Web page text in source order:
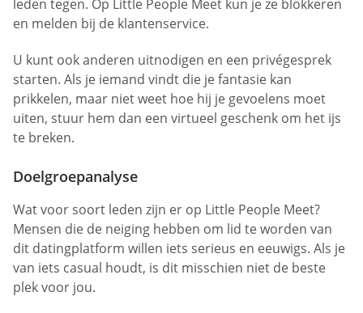
leden tegen. Op Little People Meet kun je ze blokkeren
en melden bij de klantenservice.
U kunt ook anderen uitnodigen en een privégesprek
starten. Als je iemand vindt die je fantasie kan
prikkelen, maar niet weet hoe hij je gevoelens moet
uiten, stuur hem dan een virtueel geschenk om het ijs
te breken.
Doelgroepanalyse
Wat voor soort leden zijn er op Little People Meet?
Mensen die de neiging hebben om lid te worden van
dit datingplatform willen iets serieus en eeuwigs. Als je
van iets casual houdt, is dit misschien niet de beste
plek voor jou.